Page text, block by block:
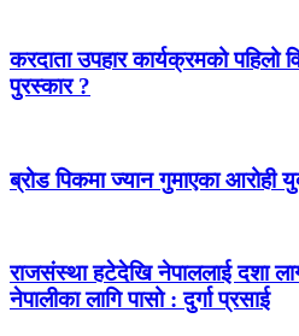
करदाता उपहार कार्यक्रमको
पुरस्कार ?
ब्रोड पिकमा ज्यान गुमाएका आरोही
राजसंस्था हटेदेखि नेपाललाई दशा
नेपालीका लागि पासो : दुर्गा प्रसाई